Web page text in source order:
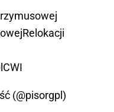
(@pisorgpl)